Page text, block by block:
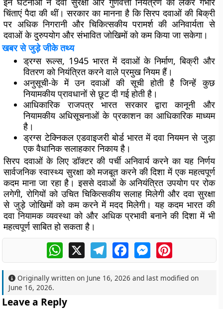
चिंताएं पैदा की थीं। सरकार का मानना है कि सिरप दवाओं की बिक्री
पर अधिक निगरानी और चिकित्सकीय परामर्श की अनिवार्यता से
दवाओं के दुरुपयोग और संभावित जोखिमों को कम किया जा सकेगा।
खबर से जुड़े जीके तथ्य
ड्रग्स रूल्स, 1945 भारत में दवाओं के निर्माण, बिक्री और
वितरण को नियंत्रित करने वाले प्रमुख नियम हैं।
अनुसूची-के में उन दवाओं की सूची होती है जिन्हें कुछ
नियामकीय प्रावधानों से छूट दी गई होती है।
आधिकारिक राजपत्र भारत सरकार द्वारा कानूनी और
नियामकीय अधिसूचनाओं के प्रकाशन का आधिकारिक माध्यम
है।
ड्रग्स टेक्निकल एडवाइजरी बोर्ड भारत में दवा नियमन से जुड़ा
एक वैधानिक सलाहकार निकाय है।
सिरप दवाओं के लिए डॉक्टर की पर्ची अनिवार्य करने का यह निर्णय
सार्वजनिक स्वास्थ्य सुरक्षा को मजबूत करने की दिशा में एक महत्वपूर्ण
कदम माना जा रहा है। इससे दवाओं के अनियंत्रित उपयोग पर रोक
लगेगी, रोगियों को उचित चिकित्सकीय सलाह मिलेगी और दवा सुरक्षा
से जुड़े जोखिमों को कम करने में मदद मिलेगी। यह कदम भारत की
दवा नियामक व्यवस्था को और अधिक प्रभावी बनाने की दिशा में भी
महत्वपूर्ण साबित हो सकता है।
WhatsApp
X TelegramFacebookMessengerPinterest
Originally written on June 16, 2026 and last modified on
June 16, 2026.
Leave a Reply